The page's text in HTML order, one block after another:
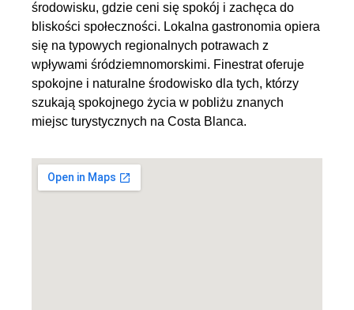
środowisku, gdzie ceni się spokój i zachęca do
bliskości społeczności. Lokalna gastronomia opiera
się na typowych regionalnych potrawach z
wpływami śródziemnomorskimi. Finestrat oferuje
spokojne i naturalne środowisko dla tych, którzy
szukają spokojnego życia w pobliżu znanych
miejsc turystycznych na Costa Blanca.